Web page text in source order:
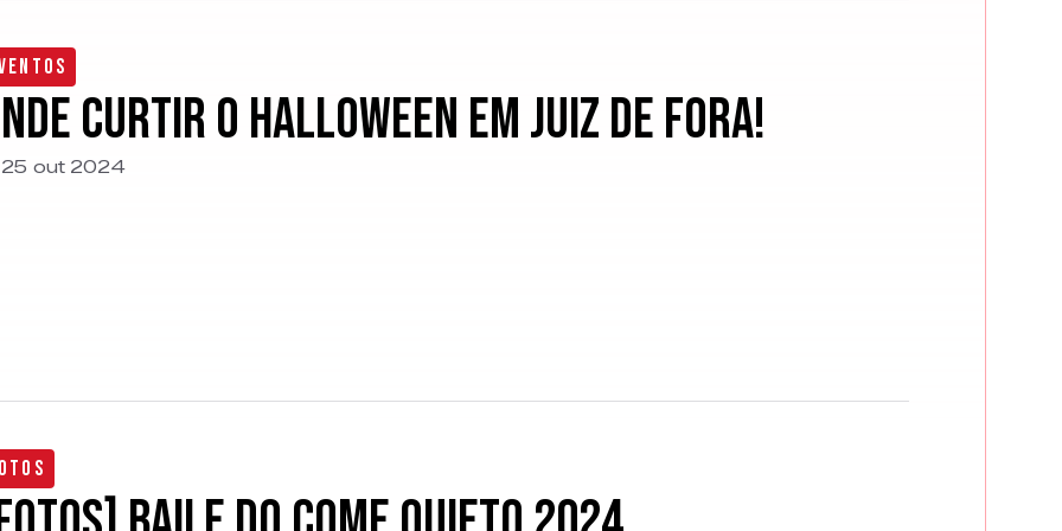
curtir o Halloween em Juiz de Fora!
25 out 2024